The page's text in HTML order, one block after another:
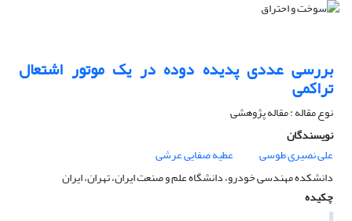
بررسی عددی پدیده دوده در یک موتور اشتعال
تراکمی
نوع مقاله : مقاله پژوهشی
نویسندگان
علی نصیری طوسی
عطیه صفایی عرشی
دانشکده مهندسی خودرو، دانشگاه علم و صنعت ایران، تهران، ایران
چکیده